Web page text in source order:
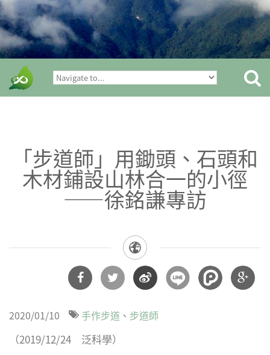
「步道師」用鋤頭、石頭和
木材鋪設山林合一的小徑
——徐銘謙專訪
2020/01/10 手作步道 步道師
（2019/12/24 泛科學）